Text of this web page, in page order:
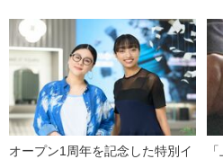
オープン1周年を記念した特別イ